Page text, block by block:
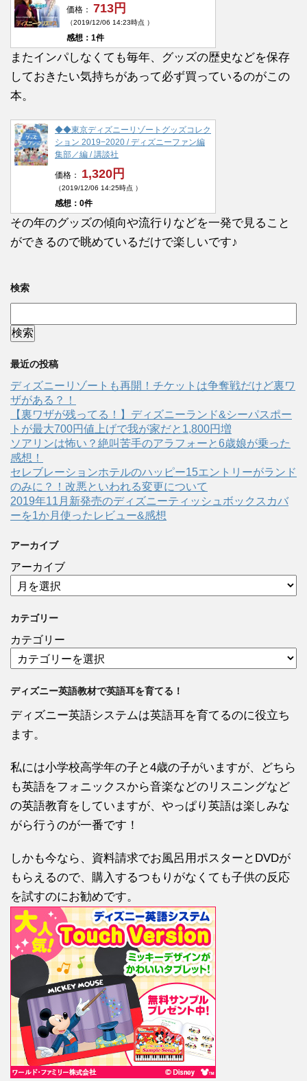
価格： 713円
（2019/12/06 14:23時点 ）
感想：1件
またインパしなくても毎年、グッズの歴史などを保存
しておきたい気持ちがあって必ず買っているのがこの
本。
◆◆東京ディズニーリゾートグッズコレク
ション 2019−2020 / ディズニーファン編
集部／編 / 講談社
価格： 1,320円
（2019/12/06 14:25時点 ）
感想：0件
その年のグッズの傾向や流行りなどを一発で見ること
ができるので眺めているだけで楽しいです♪
検索
最近の投稿
ディズニーリゾートも再開！チケットは争奪戦だけど裏ワ
ザがある？！
【裏ワザが残ってる！】ディズニーランド&シーパスポー
トが最大700円値上げで我が家だと1,800円増
ソアリンは怖い？絶叫苦手のアラフォーと6歳娘が乗った
感想！
セレブレーションホテルのハッピー15エントリーがランド
のみに？！改悪といわれる変更について
2019年11月新発売のディズニーティッシュボックスカバ
ーを1か月使ったレビュー&感想
アーカイブ
アーカイブ
カテゴリー
カテゴリー
ディズニー英語教材で英語耳を育てる！
ディズニー英語システムは英語耳を育てるのに役立ち
ます。
私には小学校高学年の子と4歳の子がいますが、どちら
も英語をフォニックスから音楽などのリスニングなど
の英語教育をしていますが、やっぱり英語は楽しみな
がら行うのが一番です！
しかも今なら、資料請求でお風呂用ポスターとDVDが
もらえるので、購入するつもりがなくても子供の反応
を試すのにお勧めです。